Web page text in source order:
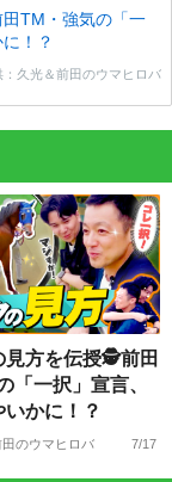
TM・強気の「一
！？
：久光＆前田のウマヒロバ
見方を伝授🕵前田
「一択」宣言、
かに！？
のウマヒロバ 7/17